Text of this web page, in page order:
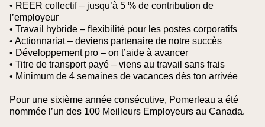
• REER collectif – jusqu’à 5 % de contribution de
l’employeur
• Travail hybride – flexibilité pour les postes corporatifs
• Actionnariat – deviens partenaire de notre succès
• Développement pro – on t’aide à avancer
• Titre de transport payé – viens au travail sans frais
• Minimum de 4 semaines de vacances dès ton arrivée
Pour une sixième année consécutive, Pomerleau a été
nommée l’un des 100 Meilleurs Employeurs au Canada.